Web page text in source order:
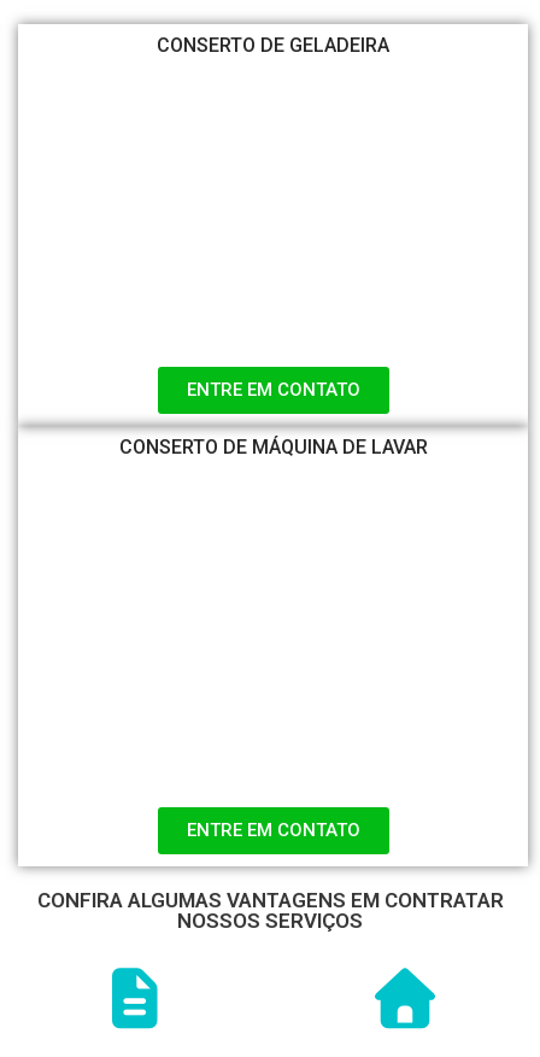
CONSERTO DE GELADEIRA
ENTRE EM CONTATO
CONSERTO DE MÁQUINA DE LAVAR
ENTRE EM CONTATO
CONFIRA ALGUMAS VANTAGENS EM CONTRATAR
NOSSOS SERVIÇOS